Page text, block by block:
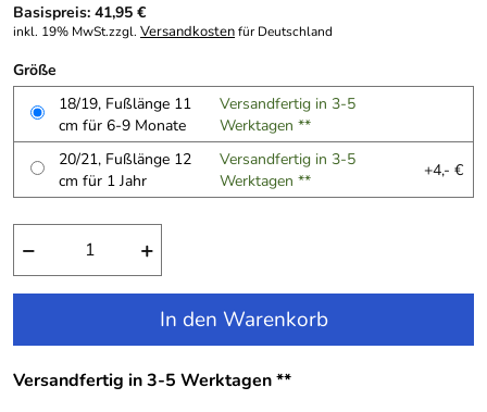
Basispreis: 41,95 €
inkl. 19% MwSt.zzgl. Versandkostenfür Deutschland
Größe
18/19, Fußlänge 11
cm für 6-9 Monate
Versandfertig in 3-5
Werktagen **
20/21, Fußlänge 12
cm für 1 Jahr
Versandfertig in 3-5
Werktagen **
+4,- €
− +
In den Warenkorb
Versandfertig in 3-5 Werktagen **